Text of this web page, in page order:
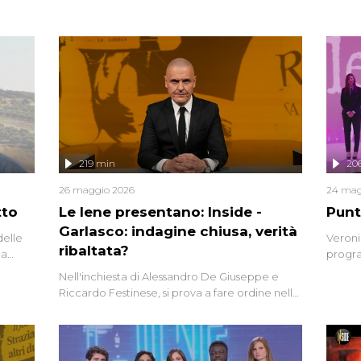
Le Iene presentano: Inside -
Garlasco: indagine chiusa, verità
ribaltata?
219 min
26 maggio 2026
Nell'inchiesta di Alessandro De Giuseppe e
Riccardo Festinese, si prova a fare ordine nella
continuano a emergere attorno a una delle
vicende giudiziarie più discusse degli ultimi
anni. Lo speciale ricostruisce la vicenda
24